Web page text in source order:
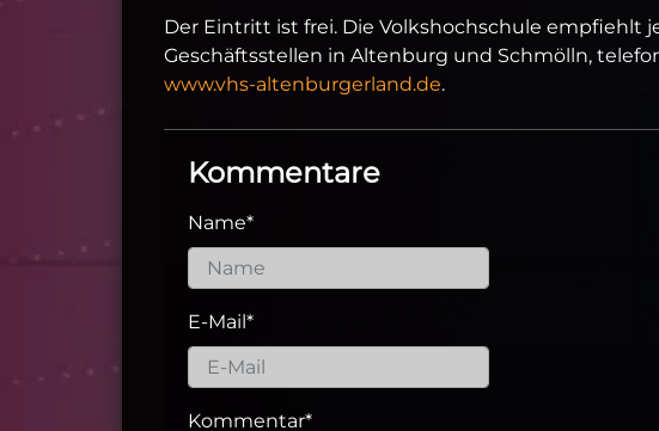
Der Eintritt ist frei. Die Volkshochschule empfiehlt
Geschäftsstellen in Altenburg und Schmölln,
www.vhs-altenburgerland.de.
Kommentare
Name*
E-Mail*
Kommentar*